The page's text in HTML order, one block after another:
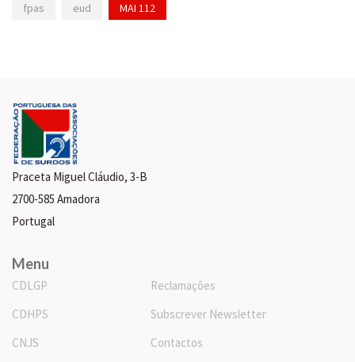
fpas eud MAI 112
Praceta Miguel Cláudio, 3-B
2700-585 Amadora
Portugal
Menu
CDLGP
CDHPS
CNJS
Reclamações
Subscrever Newsletter
Contactos